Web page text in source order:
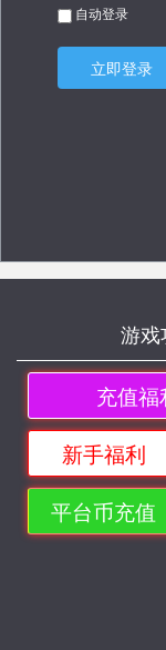
自动登录
立即登录
游戏
充值
新手福利
平台币充值